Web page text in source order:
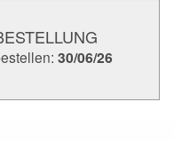
30/06/26